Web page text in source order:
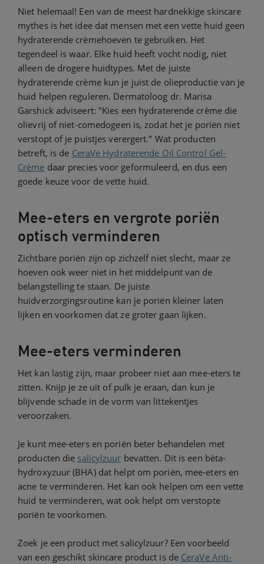
Niet helemaal! Een van de meest hardnekkige skincare
mythes is het idee dat mensen met een vette huid geen
hydraterende crèmehoeven te gebruiken. Het
tegendeel is waar. Elke huid heeft vocht nodig, niet
alleen de drogere huidtypes. Met de juiste
hydraterende crème kun je juist de olieproductie van je
huid helpen reguleren. Dermatoloog dr. Marisa
Garshick adviseert: "Kies een hydraterende crème die
olievrij of niet-comedogeen is, zodat het je poriën niet
verstopt of je puistjes verergert." Wat producten
betreft, is de CeraVe Hydraterende Oil Control Gel-
Crème daar precies voor geformuleerd, en dus een
goede keuze voor de vette huid.
Mee-eters en vergrote poriën
optisch verminderen
Zichtbare poriën zijn op zichzelf niet slecht, maar ze
hoeven ook weer niet in het middelpunt van de
belangstelling te staan. De juiste
huidverzorgingsroutine kan je poriën kleiner laten
lijken en voorkomen dat ze groter gaan lijken.
Mee-eters verminderen
Het kan lastig zijn, maar probeer niet aan mee-eters te
zitten. Knijp je ze uit of pulk je eraan, dan kun je
blijvende schade in de vorm van littekentjes
veroorzaken.
Je kunt mee-eters en poriën beter behandelen met
producten die salicylzuur bevatten. Dit is een bèta-
hydroxyzuur (BHA) dat helpt om poriën, mee-eters en
acne te verminderen. Het kan ook helpen om een vette
huid te verminderen, wat ook helpt om verstopte
poriën te voorkomen.
Zoek je een product met salicylzuur? Een voorbeeld
van een geschikt skincare product is de CeraVe Anti-